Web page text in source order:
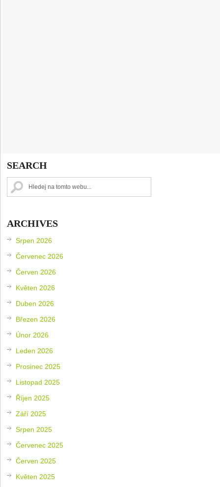
SEARCH
ARCHIVES
Srpen 2026
Červenec 2026
Červen 2026
Květen 2026
Duben 2026
Březen 2026
Únor 2026
Leden 2026
Prosinec 2025
Listopad 2025
Říjen 2025
Září 2025
Srpen 2025
Červenec 2025
Červen 2025
Květen 2025